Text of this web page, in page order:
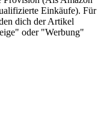
Einkäufe). Für
dich der Artikel
oder "Werbung"